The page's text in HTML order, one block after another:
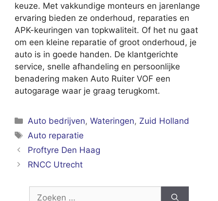
keuze. Met vakkundige monteurs en jarenlange
ervaring bieden ze onderhoud, reparaties en
APK-keuringen van topkwaliteit. Of het nu gaat
om een kleine reparatie of groot onderhoud, je
auto is in goede handen. De klantgerichte
service, snelle afhandeling en persoonlijke
benadering maken Auto Ruiter VOF een
autogarage waar je graag terugkomt.
Categorieën
Auto bedrijven,Wateringen, Zuid Holland
Tags
Auto reparatie
Proftyre Den Haag
RNCC Utrecht